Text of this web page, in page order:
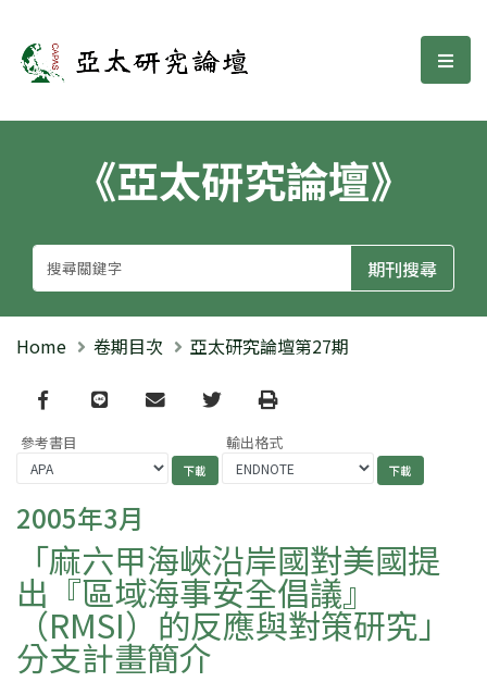
亞太研究論壇 選
《亞太研究論壇》
Home 卷期目次 亞太研究論壇第27期
Facebook
line email TwitterPrint
參考書目 輸出格式
2005年3月
「麻六甲海峽沿岸國對美國提
出『區域海事安全倡議』
（RMSI）的反應與對策研究」
分支計畫簡介